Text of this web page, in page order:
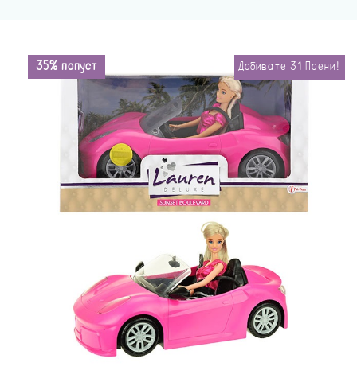
35% попуст Добивате 31 Поени!